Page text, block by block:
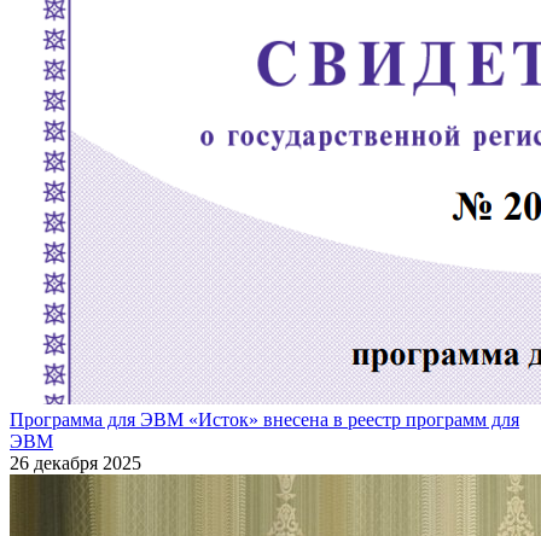
Программа для ЭВМ «Исток» внесена в реестр программ для
ЭВМ
26 декабря 2025